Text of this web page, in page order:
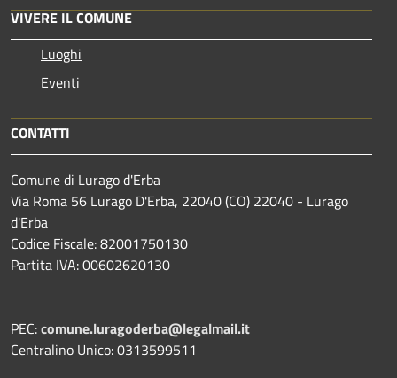
VIVERE IL COMUNE
Luoghi
Eventi
CONTATTI
Comune di Lurago d'Erba
Via Roma 56 Lurago D'Erba, 22040 (CO) 22040 - Lurago
d'Erba
Codice Fiscale: 82001750130
Partita IVA: 00602620130
PEC:comune.luragoderba@legalmail.it
Centralino Unico: 0313599511